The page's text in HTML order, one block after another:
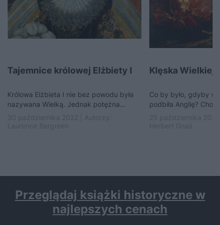
Tajemnice królowej Elżbiety I
Królowa Elżbieta I nie bez powodu była
nazywana Wielką. Jednak potężna
Klęska Wielkiej
Co by było, gdyby w
podbiła Anglię? Choć
Przeglądaj książki historyczne w
najlepszych cenach